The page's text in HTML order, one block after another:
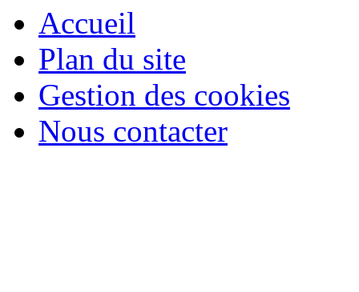
Accueil
Plan du site
Gestion des cookies
Nous contacter